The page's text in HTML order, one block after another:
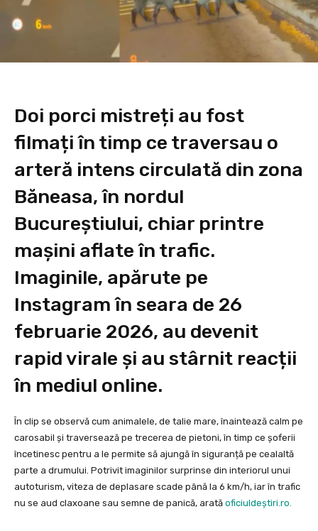
Doi porci mistreți au fost
filmați în timp ce traversau o
arteră intens circulată din zona
Băneasa, în nordul
Bucureștiului, chiar printre
mașini aflate în trafic.
Imaginile, apărute pe
Instagram în seara de 26
februarie 2026, au devenit
rapid virale și au stârnit reacții
în mediul online.
În clip se observă cum animalele, de talie mare, înaintează calm pe
carosabil și traversează pe trecerea de pietoni, în timp ce șoferii
încetinesc pentru a le permite să ajungă în siguranță pe cealaltă
parte a drumului. Potrivit imaginilor surprinse din interiorul unui
autoturism, viteza de deplasare scade până la 6 km/h, iar în trafic
nu se aud claxoane sau semne de panică, arată oficiuldeștiri.ro.